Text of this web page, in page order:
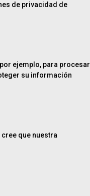
de privacidad de
ejemplo, para procesar
su información
que nuestra